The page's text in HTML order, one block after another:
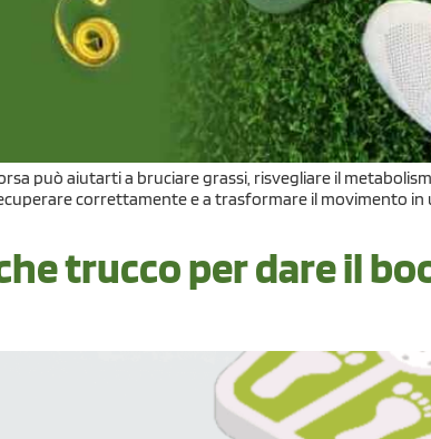
può aiutarti a bruciare grassi, risvegliare il
correttamente e a trasformare il movimento
trucco per dare il